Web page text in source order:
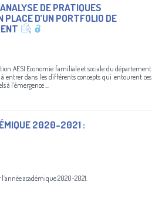
DE PRATIQUES
D’UN PORTFOLIO DE
AESI Economie familiale et sociale du département
entrer dans les différents concepts qui entourent ces
à l’émergence ...
2020-2021 :
académique 2020-2021.